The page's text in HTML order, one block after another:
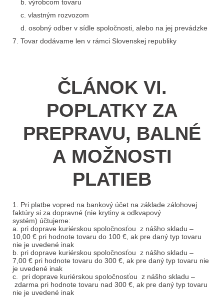
b. výrobcom tovaru
c. vlastným rozvozom
d. osobný odber v sídle spoločnosti, alebo na jej prevádzke
7. Tovar dodávame len v rámci Slovenskej republiky
ČLÁNOK VI.
POPLATKY ZA
PREPRAVU, BALNÉ
A MOŽNOSTI
PLATIEB
1. Pri platbe vopred na bankový účet na základe zálohovej
faktúry si za dopravné (nie krytiny a odkvapový
systém) účtujeme:
a. pri doprave kuriérskou spoločnosťou z nášho skladu –
10,00 € pri hodnote tovaru do 100 €, ak pre daný typ tovaru
nie je uvedené inak
b. pri doprave kuriérskou spoločnosťou z nášho skladu –
7,00 € pri hodnote tovaru do 300 €, ak pre daný typ tovaru nie
je uvedené inak
c.
pri doprave kuriérskou spoločnosťou z nášho skladu –
zdarma pri hodnote tovaru nad 300 €, ak pre daný typ tovaru
nie je uvedené inak